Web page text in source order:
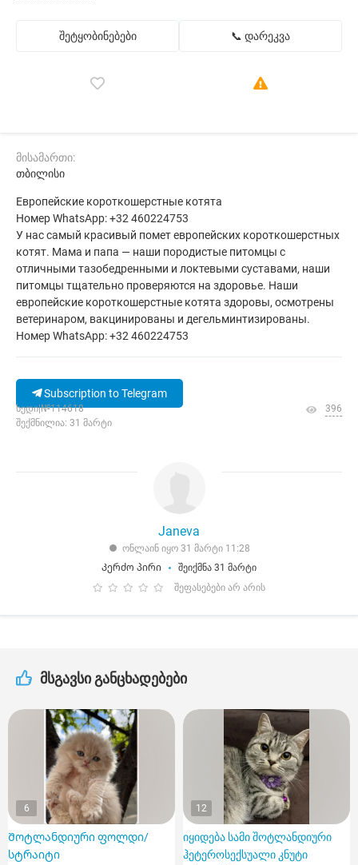
შეტყობინებები 📞 დარეკვა
მისამართი:
თბილისი
Европейские короткошерстные котята
Номер WhatsApp: +32 460224753
У нас самый красивый помет европейских короткошерстных
котят. Мама и папа — наши породистые питомцы с
отличными тазобедренными и локтевыми суставами, наши
питомцы тщательно проверяются на здоровье. Наши
европейские короткошерстные котята здоровы, осмотрены
ветеринаром, вакцинированы и дегельминтизированы.
Номер WhatsApp: +32 460224753
Subscription to Telegram
ხედი|№114618
შექმნილია: 31 მარტი
396
Janeva
ონლაინ იყო 31 მარტი 11:28
Კერძო პირი
შეიქმნა 31 მარტი
შეფასებები არ არის
მსგავსი განცხადებები
6
Შოტლანდიური ფოლდი/
სტრაიტი
12
იყიდება სამი შოტლანდიური
ჰეტეროსექსუალი კნუტი